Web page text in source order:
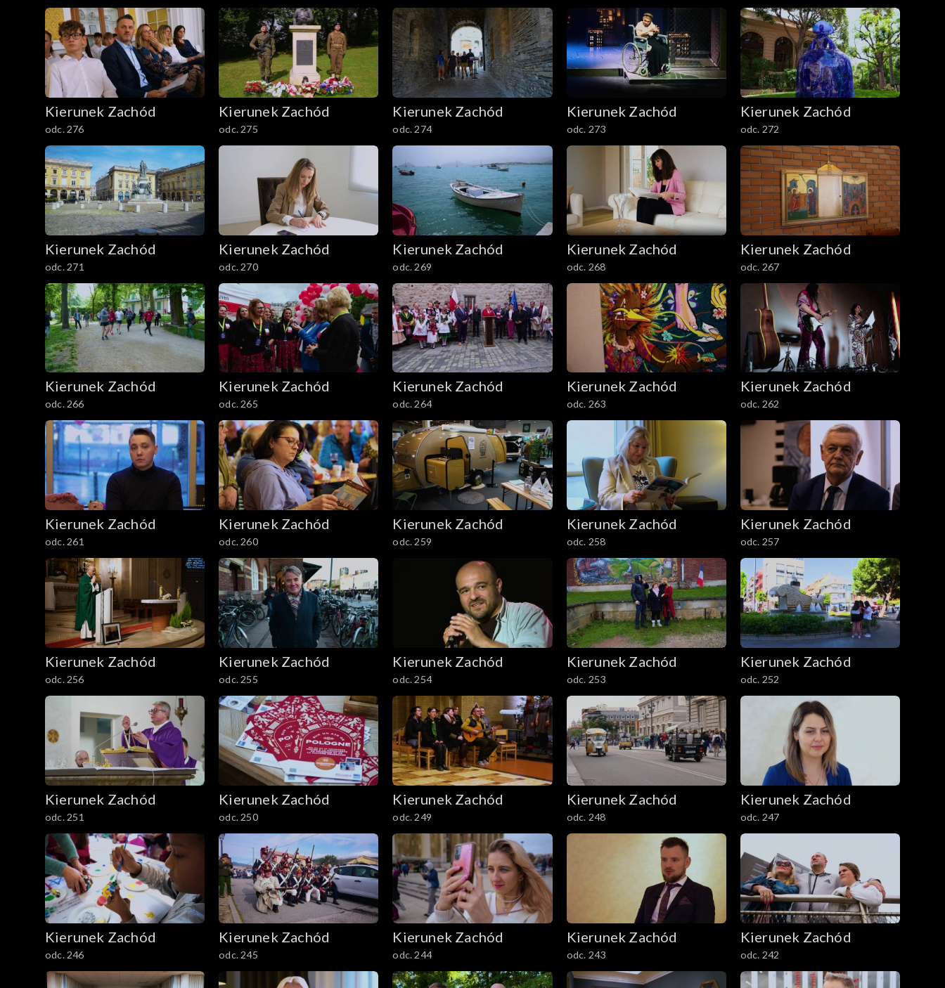
Kierunek Zachód
odc. 276
Kierunek Zachód
odc. 275
Kierunek Zachód
odc. 274
Kierunek Zachód
odc. 273
Kierunek Zachód
odc. 272
Kierunek Zachód
odc. 271
Kierunek Zachód
odc. 270
Kierunek Zachód
odc. 269
Kierunek Zachód
odc. 268
Kierunek Zachód
odc. 267
Kierunek Zachód
odc. 266
Kierunek Zachód
odc. 265
Kierunek Zachód
odc. 264
Kierunek Zachód
odc. 263
Kierunek Zachód
odc. 262
Kierunek Zachód
odc. 261
Kierunek Zachód
odc. 260
Kierunek Zachód
odc. 259
Kierunek Zachód
odc. 258
Kierunek Zachód
odc. 257
Kierunek Zachód
odc. 256
Kierunek Zachód
odc. 255
Kierunek Zachód
odc. 254
Kierunek Zachód
odc. 253
Kierunek Zachód
odc. 252
Kierunek Zachód
odc. 251
Kierunek Zachód
odc. 250
Kierunek Zachód
odc. 249
Kierunek Zachód
odc. 248
Kierunek Zachód
odc. 247
Kierunek Zachód
odc. 246
Kierunek Zachód
odc. 245
Kierunek Zachód
odc. 244
Kierunek Zachód
odc. 243
Kierunek Zachód
odc. 242